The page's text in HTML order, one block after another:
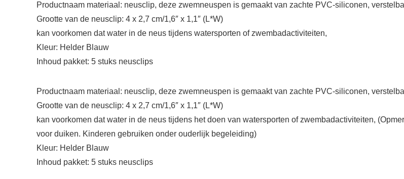
Productnaam materiaal: neusclip, deze zwemneuspen is gemaakt van zachte PVC-siliconen,
Grootte van de neusclip: 4 x 2,7 cm/1,6″ x 1,1″ (L*W)
kan voorkomen dat water in de neus tijdens watersporten of zwembadactiviteiten,
Kleur: Helder Blauw
Inhoud pakket: 5 stuks neusclips
Productnaam materiaal: neusclip, deze zwemneuspen is gemaakt van zachte PVC-siliconen,
Grootte van de neusclip: 4 x 2,7 cm/1,6″ x 1,1″ (L*W)
kan voorkomen dat water in de neus tijdens het doen van watersporten of zwembadactiviteiten,
voor duiken. Kinderen gebruiken onder ouderlijk begeleiding)
Kleur: Helder Blauw
Inhoud pakket: 5 stuks neusclips